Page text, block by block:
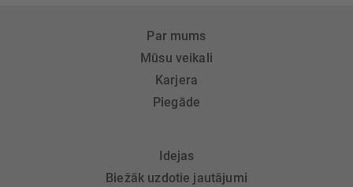
Par mums
Mūsu veikali
Karjera
Piegāde
Idejas
Biežāk uzdotie jautājumi